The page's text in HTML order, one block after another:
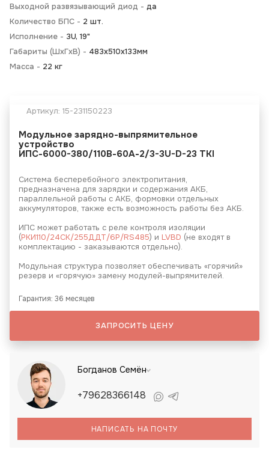
Выходной развязывающий диод - да
Количество БПС - 2 шт.
Исполнение - 3U, 19"
Габариты (ШхГхВ) - 483х510х133мм
Масса - 22 кг
Артикул: 15-231150223
Модульное зарядно-выпрямительное
устройство
ИПС-6000-380/110В-60А-2/3-3U-D-23 TKI
Система бесперебойного электропитания,
предназначена для зарядки и содержания АКБ,
параллельной работы с АКБ, формовки отдельных
аккумуляторов, также есть возможность работы без АКБ.
ИПС может работать с реле контроля изоляции
(РКИ110/24СК/255ДДТ/6Р/RS485) и LVBD (не входят в
комплектацию - заказываются отдельно).
Модульная структура позволяет обеспечивать «горячий»
резерв и «горячую» замену модулей-выпрямителей.
Гарантия: 36 месяцев
ЗАПРОСИТЬ ЦЕНУ
Богданов Семён
+79628366148
НАПИСАТЬ НА ПОЧТУ